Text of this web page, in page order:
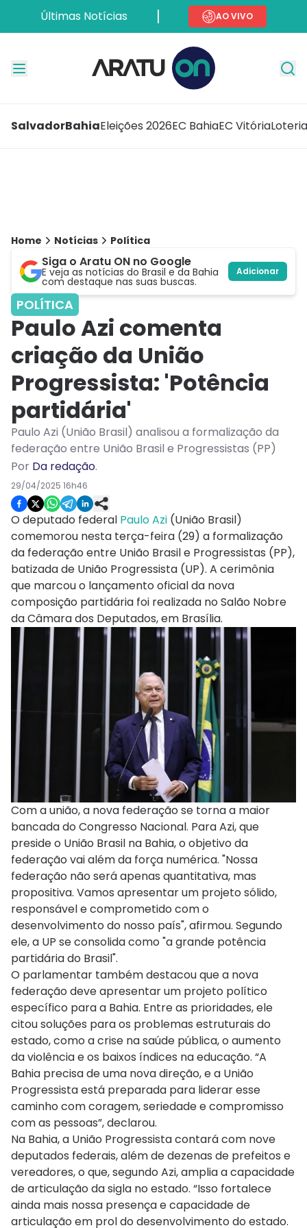
Últimas Notícias AO VIVO
SalvadorBahiaEleições 2026EC BahiaEC Vitória
Home Notícias Política
Siga o Aratu ON no Google
E veja as notícias do Brasil e da Bahia
com destaque nas suas buscas.
Adicionar
POLÍTICA
Paulo Azi comenta
criação da União
Progressista: 'Potência
partidária'
Paulo Azi (União Brasil) analisou a formalização da
federação entre União Brasil e Progressistas (PP)
Por Da redação.
29/04/2025 16h46
O deputado federal Paulo Azi (União Brasil)
comemorou nesta terça-feira (29) a formalização
da federação entre União Brasil e Progressistas (PP),
batizada de União Progressista (UP). A cerimônia
que marcou o lançamento oficial da nova
composição partidária foi realizada no Salão Nobre
da Câmara dos Deputados, em Brasília.
Com a união, a nova federação se torna a maior
bancada do Congresso Nacional. Para Azi, que
preside o União Brasil na Bahia, o objetivo da
federação vai além da força numérica. "Nossa
federação não será apenas quantitativa, mas
propositiva. Vamos apresentar um projeto sólido,
responsável e comprometido com o
desenvolvimento do nosso país", afirmou. Segundo
ele, a UP se consolida como "a grande potência
partidária do Brasil".
O parlamentar também destacou que a nova
federação deve apresentar um projeto político
específico para a Bahia. Entre as prioridades, ele
citou soluções para os problemas estruturais do
estado, como a crise na saúde pública, o aumento
da violência e os baixos índices na educação. “A
Bahia precisa de uma nova direção, e a União
Progressista está preparada para liderar esse
caminho com coragem, seriedade e compromisso
com as pessoas”, declarou.
Na Bahia, a União Progressista contará com nove
deputados federais, além de dezenas de prefeitos e
vereadores, o que, segundo Azi, amplia a capacidade
de articulação da sigla no estado. “Isso fortalece
ainda mais nossa presença e capacidade de
articulação em prol do desenvolvimento do estado.